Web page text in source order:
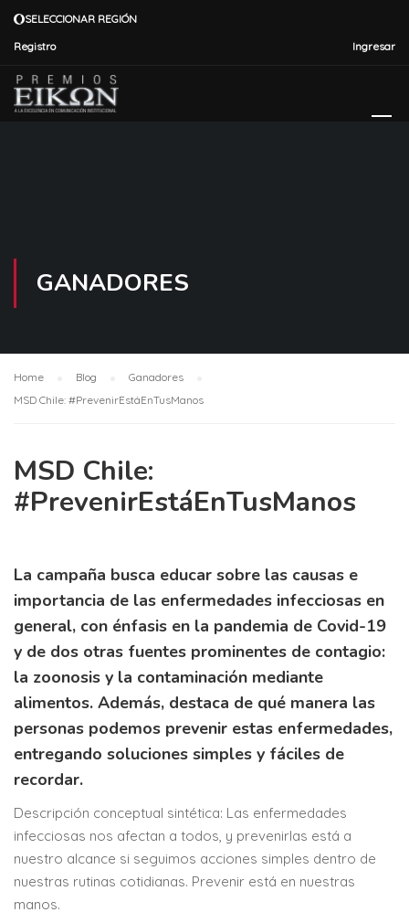
SELECCIONAR REGIÓN
Ingresar
Registro
GANADORES
Home Blog
Ganadores
MSD Chile: #PrevenirEstáEnTusManos
MSD Chile:
#PrevenirEstáEnTusManos
La campaña busca educar sobre las causas e
importancia de las enfermedades infecciosas en
general, con énfasis en la pandemia de Covid-19
y de dos otras fuentes prominentes de contagio:
la zoonosis y la contaminación mediante
alimentos. Además, destaca de qué manera las
personas podemos prevenir estas enfermedades,
entregando soluciones simples y fáciles de
recordar.
Descripción conceptual sintética: Las enfermedades
infecciosas nos afectan a todos, y prevenirlas está a
nuestro alcance si seguimos acciones simples dentro de
nuestras rutinas cotidianas. Prevenir está en nuestras
manos.